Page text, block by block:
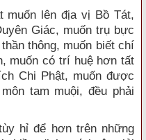
muốn lên địa vị Bồ Tát,
Giác, muốn trụ bực
thông, muốn biết chí
muốn có trí huệ hơn tất
Chi Phật, muốn được
tam muội, đều phải
hỉ để hơn trên những